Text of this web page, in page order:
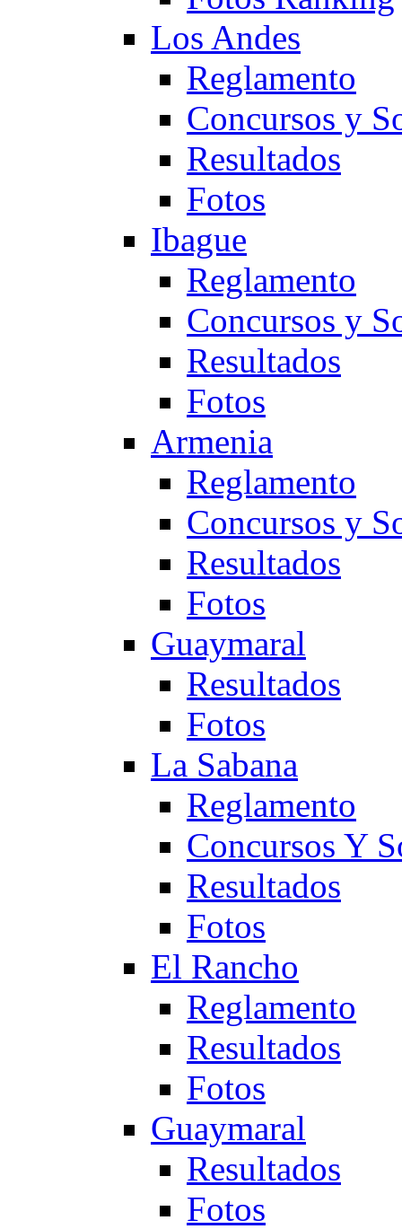
Los Andes
Reglamento
Concursos y
Resultados
Fotos
Ibague
Reglamento
Concursos y
Resultados
Fotos
Armenia
Reglamento
Concursos y
Resultados
Fotos
Guaymaral
Resultados
Fotos
La Sabana
Reglamento
Concursos Y
Resultados
Fotos
El Rancho
Reglamento
Resultados
Fotos
Guaymaral
Resultados
Fotos